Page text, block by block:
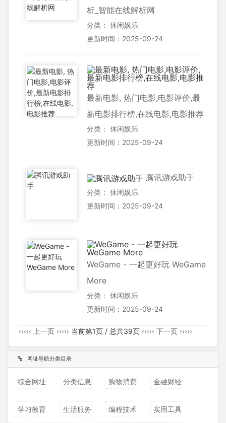
析_智能在线解析网
分类： 休闲娱乐
更新时间：2025-09-24
最新电影, 热门电影,电影评价,最
新电影排行榜,在线电影,电影推荐
分类： 休闲娱乐
更新时间：2025-09-24
腾讯游戏助手
分类： 休闲娱乐
更新时间：2025-09-24
WeGame - 一起更好玩 WeGame
More
分类： 休闲娱乐
更新时间：2025-09-24
‹‹‹‹‹ 上一页 ››››› 当前第1页 / 总共39页 ‹‹‹‹‹ 下一页 ›››››
网址导航分类目录
综合网址 分类信息 购物消费 金融财经
学习教育 生活服务 编程技术 实用工具